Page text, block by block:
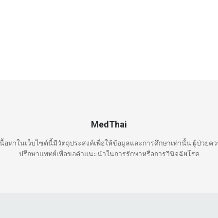
MedThai
อหาในเว็บไซต์นี้มีวัตถุประสงค์เพื่อให้ข้อมูลและการศึกษาเท่านั้น ผู้ป่วยค
ปรึกษาแพทย์เพื่อขอคำแนะนำในการรักษาหรือการวินิจฉัยโรค